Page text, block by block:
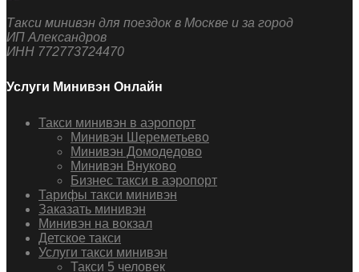
Такси минивэн для поездок в Москве и за город
ИП Александров
ИНН 772773724470
Услуги Минивэн Онлайн
Такси минивэн в аэропорт
Минивэн Шереметьево
Минивэн Домодедово
Минивэн Внуково
Бизнес такси в аэропорт
Тарифы такси минивэн
Заказать минивэн
Минивэн на вокзал
Детское такси
Услуги такси минивэн
Такси 5 человек